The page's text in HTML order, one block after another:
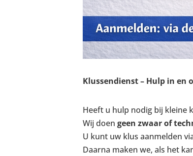
Klussendienst – Hulp in en
Heeft u hulp nodig bij kleine
Wij doen geen zwaar of
U kunt uw klus aanmelden
Daarna maken we, als het